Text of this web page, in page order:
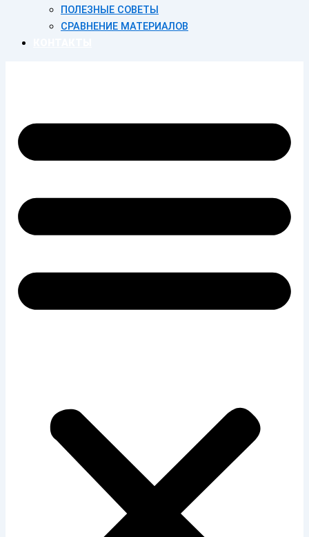
ПОЛЕЗНЫЕ СОВЕТЫ
СРАВНЕНИЕ МАТЕРИАЛОВ